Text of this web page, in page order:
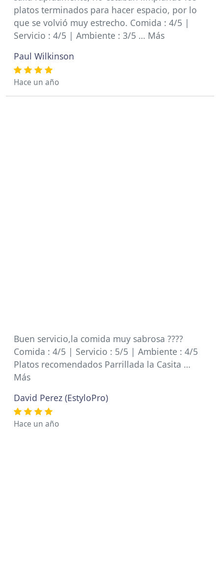
platos terminados para hacer espacio, por lo
que se volvió muy estrecho. Comida : 4/5 |
Servicio : 4/5 | Ambiente : 3/5 … Más
Paul Wilkinson
Hace un año
Buen servicio,la comida muy sabrosa ????
Comida : 4/5 | Servicio : 5/5 | Ambiente : 4/5
Platos recomendados Parrillada la Casita …
Más
David Perez (EstyloPro)
Hace un año